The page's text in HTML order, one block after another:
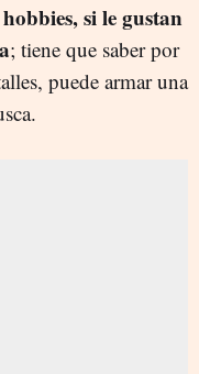
hobbies, si le gustan
; tiene que saber por
puede armar una